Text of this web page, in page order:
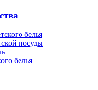
белья
посуды
белья